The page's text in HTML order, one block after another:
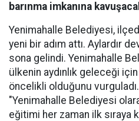
barınma imkanına
Yenimahalle Belediyesi,
yeni bir adım attı. Aylardır
sona gelindi. Yenimahalle
ülkenin aydınlık geleceği
öncelikli olduğunu
"Yenimahalle Belediyesi
eğitimi her zaman ilk sıraya